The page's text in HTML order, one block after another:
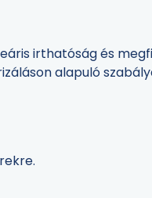
irthatóság és
alapuló